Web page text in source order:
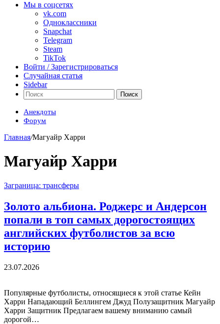
Мы в соцсетях
vk.com
Одноклассники
Snapchat
Telegram
Steam
TikTok
Войти / Зарегистрироваться
Случайная статья
Sidebar
Поиск
Анекдоты
Форум
Главная/Магуайр Харри
Магуайр Харри
Заграница: трансферы
Золото альбиона. Роджерс и Андерсон
попали в топ самых дорогостоящих
английских футболистов за всю
историю
23.07.2026
Популярные футболисты, относящиеся к этой статье Кейн
Харри Нападающий Беллингем Джуд Полузащитник Магуайр
Харри Защитник Предлагаем вашему вниманию самый
дорогой…